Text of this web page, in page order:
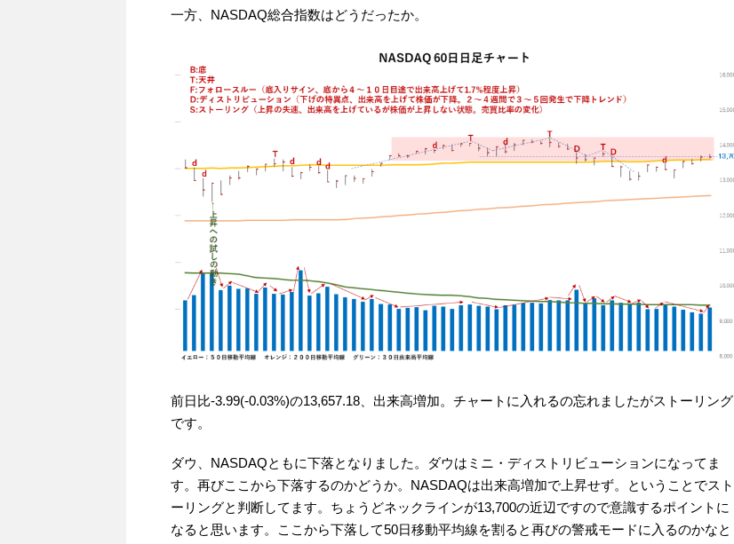
一方、NASDAQ総合指数はどうだったか。
前日比-3.99(-0.03%)の13,657.18、出来高増加。チャートに入れるの忘れましたがストーリング
です。
ダウ、NASDAQともに下落となりました。ダウはミニ・ディストリビューションになってま
す。再びここから下落するのかどうか。NASDAQは出来高増加で上昇せず。ということでスト
ーリングと判断してます。ちょうどネックラインが13,700の近辺ですので意識するポイントに
なると思います。ここから下落して50日移動平均線を割ると再びの警戒モードに入るのかなと